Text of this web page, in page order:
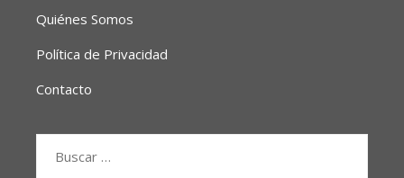
Quiénes Somos
Política de Privacidad
Contacto